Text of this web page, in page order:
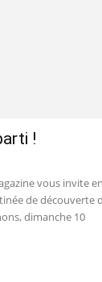
!
vous invite en
de découverte
dimanche 10